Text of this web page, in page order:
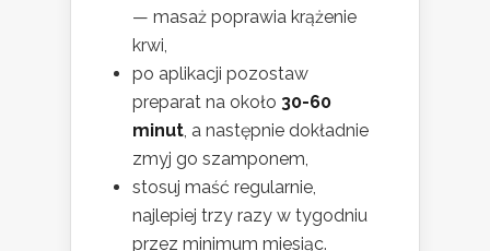
— masaż poprawia krążenie
krwi,
po aplikacji pozostaw
preparat na około 30-60
minut , a następnie dokładnie
zmyj go szamponem,
stosuj maść regularnie,
najlepiej trzy razy w tygodniu
przez minimum miesiąc.